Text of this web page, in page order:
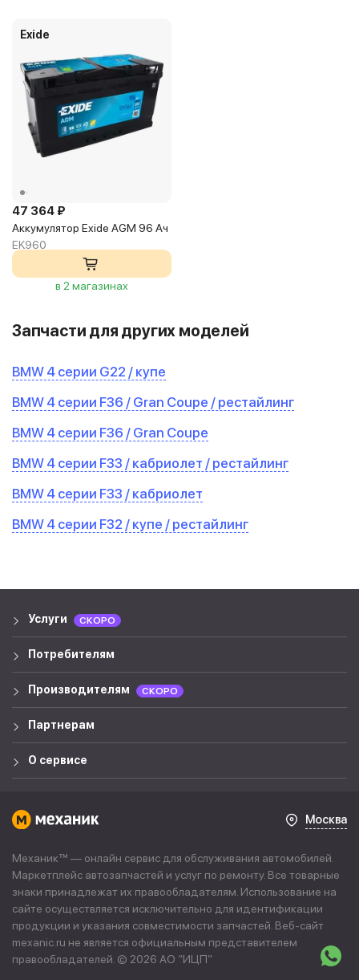
Exide
47 364 ₽
Аккумулятор Exide AGM 96 Ач
EK960
в 2 магазинах
Запчасти для других моделей
BMW 4 серии G22 / купе
BMW 4 серии F36 / Gran Coupe / рестайлинг
BMW 4 серии F36 / Gran Coupe
BMW 4 серии F33 / кабриолет / рестайлинг
BMW 4 серии F33 / кабриолет
BMW 4 серии F32 / купе / рестайлинг
Услуги СКОРО
Потребителям
Производителям СКОРО
Партнерам
О сервисе
Москва
Механик™ — онлайн сервис для обслуживания автомобилей.
Маркетплейс автозапчастей и услуг по ремонту. Все товарные
знаки принадлежат их правообладателям. Использование на
сайте осуществляется исключительно для идентификации
продукции и указания совместимости запчастей. Веб-сайт
mexanic.ru не является официальным представителем
правообладателей. © 2026 АО “ИЦП”